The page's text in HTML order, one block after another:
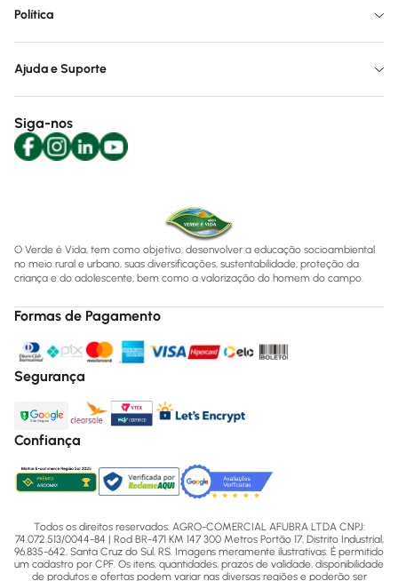
Política
Ajuda e Suporte
Siga-nos
O Verde é Vida, tem como objetivo, desenvolver a educação socioambiental
no meio rural e urbano, suas diversificações, sustentabilidade, proteção da
criança e do adolescente, bem como a valorização do homem do campo.
Formas de Pagamento
Segurança
Confiança
Todos os direitos reservados. AGRO-COMERCIAL AFUBRA LTDA CNPJ:
74.072.513/0044-84 | Rod BR-471 KM 147 300 Metros Portão 17, Distrito Industrial,
96.835-642, Santa Cruz do Sul, RS. Imagens meramente ilustrativas. É permitido
um cadastro por CPF. Os itens, quantidades, prazos de validade, disponibilidade
de produtos e ofertas podem variar nas diversas regiões e poderão ser